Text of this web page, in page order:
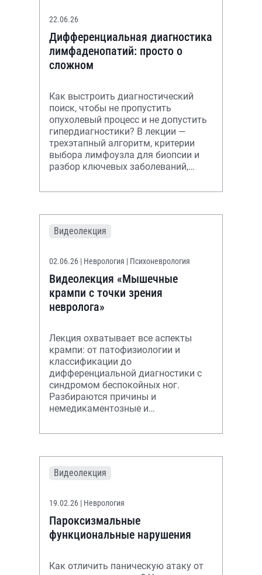
22.06.26
Дифференциальная диагностика
лимфаденопатий: просто о
сложном
Как выстроить диагностический
поиск, чтобы не пропустить
опухолевый процесс и не допустить
гипердиагностики? В лекции —
трехэтапный алгоритм, критерии
выбора лимфоузла для биопсии и
разбор ключевых заболеваний,
лимфаденопатии.
Видеолекция
02.06.26 | Неврология | Психоневрология
Видеолекция «Мышечные
крампи с точки зрения
невролога»
Лекция охватывает все аспекты
крампи: от патофизиологии и
классификации до
дифференциальной диагностики с
синдромом беспокойных ног.
Разбираются причины и
немедикаментозные и
лечению и профилактике ночных
Видеолекция
19.02.26 | Неврология
Пароксизмальные
функциональные нарушения
Как отличить паническую атаку от